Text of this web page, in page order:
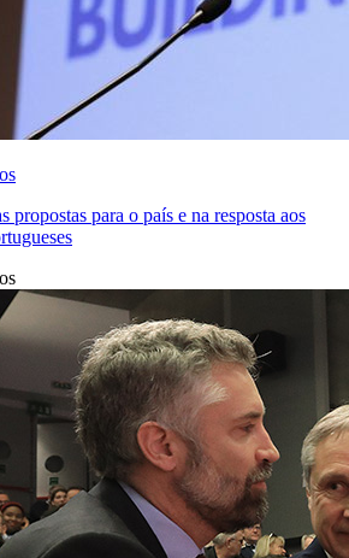
propostas para o país e na resposta aos